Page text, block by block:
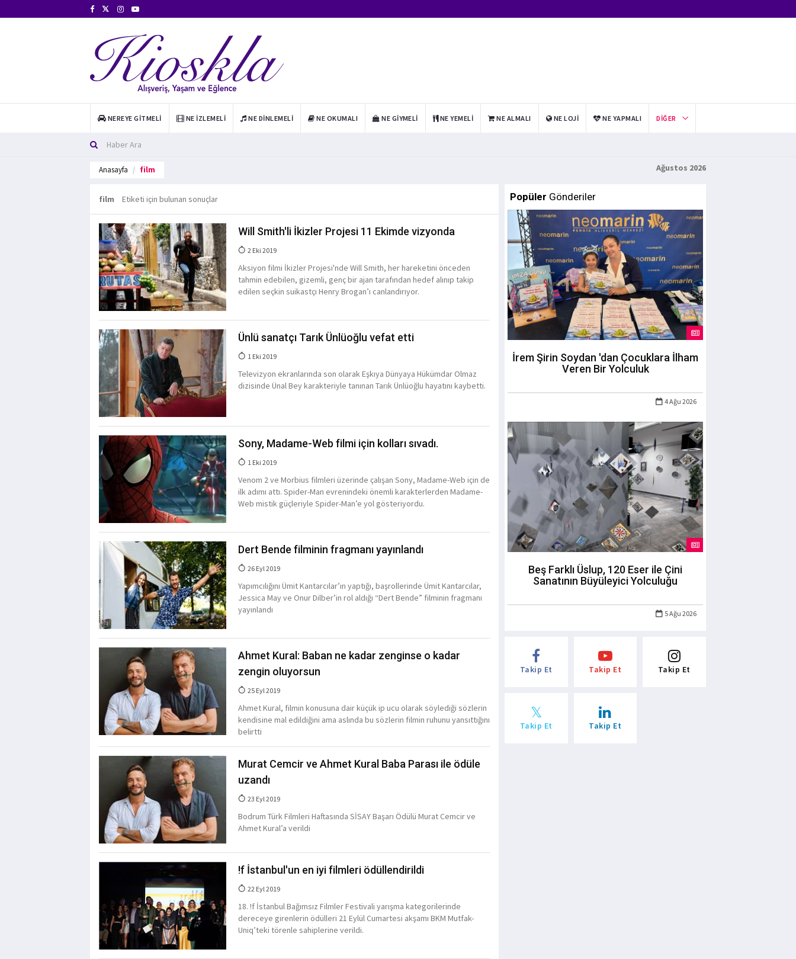
NEREYE GITMELI NE İZLEMELI NE DINLEMELI NE OKUMALI NE GIYMELI NE YEMELI NE ALMALI NE LOJI NE YAPMALI DIĞER
Anasayfa film Ağustos 2026
film Etiketi için bulunan sonuçlar
Will Smith'li İkizler Projesi 11 Ekimde vizyonda
2 Eki 2019
Aksiyon filmi İkizler Projesi'nde Will Smith, her hareketini önceden
tahmin edebilen, gizemli, genç bir ajan tarafından hedef alınıp takip
edilen seçkin suikastçı Henry Brogan’ı canlandırıyor.
Ünlü sanatçı Tarık Ünlüoğlu vefat etti
1 Eki 2019
Televizyon ekranlarında son olarak Eşkıya Dünyaya Hükümdar Olmaz
dizisinde Ünal Bey karakteriyle tanınan Tarık Ünlüoğlu hayatını kaybetti.
Sony, Madame-Web filmi için kolları sıvadı.
1 Eki 2019
Venom 2 ve Morbius filmleri üzerinde çalışan Sony, Madame-Web için de
ilk adımı attı. Spider-Man evrenindeki önemli karakterlerden Madame-
Web mistik güçleriyle Spider-Man’e yol gösteriyordu.
Dert Bende filminin fragmanı yayınlandı
26 Eyl 2019
Yapımcılığını Ümit Kantarcılar’ın yaptığı, başrollerinde Ümit Kantarcılar,
Jessica May ve Onur Dilber’in rol aldığı “Dert Bende” filminin fragmanı
yayınlandı
Ahmet Kural: Baban ne kadar zenginse o kadar
zengin oluyorsun
25 Eyl 2019
Ahmet Kural, filmin konusuna dair küçük ip ucu olarak söylediği sözlerin
kendisine mal edildiğini ama aslında bu sözlerin filmin ruhunu yansıttığını
belirtti
Murat Cemcir ve Ahmet Kural Baba Parası ile ödüle
uzandı
23 Eyl 2019
Bodrum Türk Filmleri Haftasında SİSAY Başarı Ödülü Murat Cemcir ve
Ahmet Kural’a verildi
!f İstanbul'un en iyi filmleri ödüllendirildi
22 Eyl 2019
18. !f İstanbul Bağımsız Filmler Festivali yarışma kategorilerinde
dereceye girenlerin ödülleri 21 Eylül Cumartesi akşamı BKM Mutfak-
Uniq’teki törenle sahiplerine verildi.
Popüler Gönderiler
İrem Şirin Soydan 'dan Çocuklara İlham
Veren Bir Yolculuk
4 Ağu 2026
Beş Farklı Üslup, 120 Eser ile Çini
Sanatının Büyüleyici Yolculuğu
5 Ağu 2026
Takip Et Takip Et Takip Et
Takip Et Takip Et